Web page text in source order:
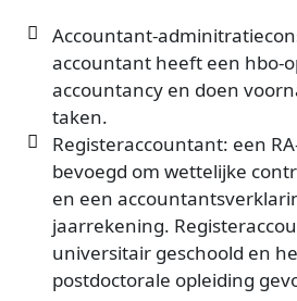
Accountant-
accountant heeft een hbo-
accountancy en doen
taken.
Registeraccountant: een
bevoegd om wettelijke
en een
jaarrekening.
universitair geschoold en
postdoctorale opleiding